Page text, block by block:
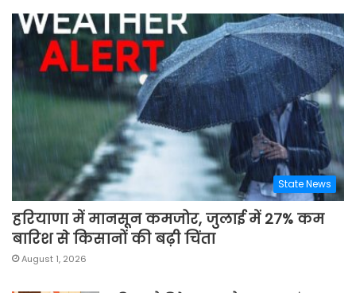
State News
हरियाणा में मानसून कमजोर, जुलाई में 27% कम
बारिश से किसानों की बढ़ी चिंता
August 1, 2026